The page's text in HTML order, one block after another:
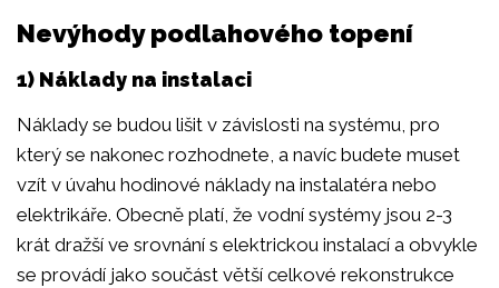
Nevýhody podlahového topení
1) Náklady na instalaci
Náklady se budou lišit v závislosti na systému, pro
který se nakonec rozhodnete, a navíc budete muset
vzít v úvahu hodinové náklady na instalatéra nebo
elektrikáře. Obecně platí, že vodní systémy jsou 2-3
krát dražší ve srovnání s elektrickou instalací a obvykle
se provádí jako součást větší celkové rekonstrukce